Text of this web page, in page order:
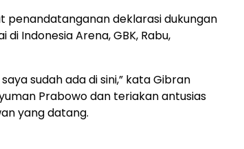
penandatanganan deklarasi dukungan
Indonesia Arena, GBK, Rabu,
sudah ada di sini,” kata Gibran
Prabowo dan teriakan antusias
yang datang.